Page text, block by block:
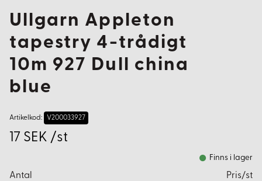
Ullgarn Appleton
tapestry 4-trådigt
10m 927 Dull china
blue
Artikelkod: V200033927
17 SEK /st
Finns i lager
Antal Pris/st